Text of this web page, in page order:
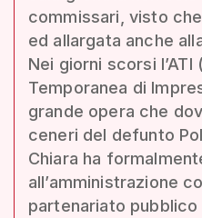
commissari, visto
ed allargata anche
Nei giorni scorsi
Temporanea di
grande opera che
ceneri del defunto
Chiara ha
all’amministrazione
partenariato